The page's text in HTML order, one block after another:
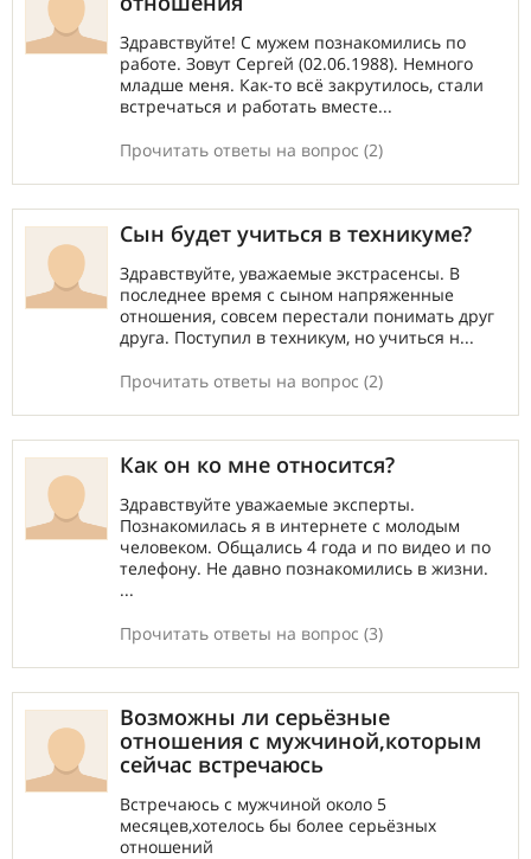
Здравствуйте! С мужем познакомились по
работе. Зовут Сергей (02.06.1988). Немного
младше меня. Как-то всё закрутилось, стали
встречаться и работать вместе...
Прочитать ответы на вопрос (2)
Сын будет учиться в техникуме?
Здравствуйте, уважаемые экстрасенсы. В
последнее время с сыном напряженные
отношения, совсем перестали понимать друг
друга. Поступил в техникум, но учиться н...
Прочитать ответы на вопрос (2)
Как он ко мне относится?
Здравствуйте уважаемые эксперты.
Познакомилась я в интернете с молодым
человеком. Общались 4 года и по видео и по
телефону. Не давно познакомились в жизни.
...
Прочитать ответы на вопрос (3)
Возможны ли серьёзные
отношения с мужчиной,которым
сейчас встречаюсь
Встречаюсь с мужчиной около 5
месяцев,хотелось бы более серьёзных
отношений